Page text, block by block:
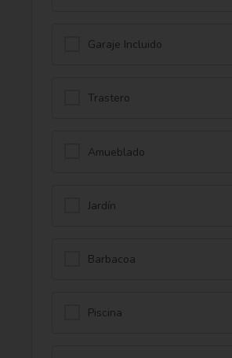
Garaje Incluido
Trastero
Amueblado
Jardín
Barbacoa
Piscina